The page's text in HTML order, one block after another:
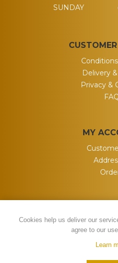
SUNDAY
Delivery
Privacy &
MY
Cookies help us deliver our
agree to our
Learn